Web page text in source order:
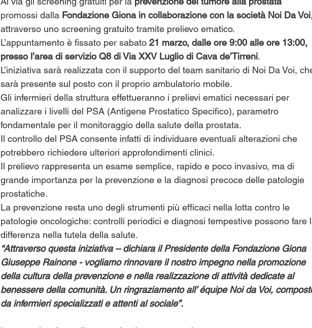
promossi dalla Fondazione Giona in collaborazione con la società Noi Da Voi,
attraverso uno screening gratuito tramite prelievo ematico.
L’appuntamento è fissato per sabato 21 marzo, dalle ore 9:00 alle ore 13:00,
presso l’area di servizio Q8 di Via XXV Luglio di Cava de’Tirreni.
L’iniziativa sarà realizzata con il supporto del team sanitario di Noi Da Voi,
sarà presente sul posto con il proprio ambulatorio mobile.
Gli infermieri della struttura effettueranno i prelievi ematici necessari per
analizzare i livelli del PSA (Antigene Prostatico Specifico), parametro
fondamentale per il monitoraggio della salute della prostata.
Il controllo del PSA consente infatti di individuare eventuali alterazioni che
potrebbero richiedere ulteriori approfondimenti clinici.
Il prelievo rappresenta un esame semplice, rapido e poco invasivo, ma di
grande importanza per la prevenzione e la diagnosi precoce delle patologie
prostatiche.
La prevenzione resta uno degli strumenti più efficaci nella lotta contro le
patologie oncologiche: controlli periodici e diagnosi tempestive possono fare
differenza nella tutela della salute.
“Attraverso questa iniziativa – dichiara il Presidente della Fondazione Giona
Giuseppe Rainone - vogliamo rinnovare il nostro impegno nella promozione
della cultura della prevenzione e nella realizzazione di attività dedicate al
benessere della comunità. Un ringraziamento all’ équipe Noi da Voi,
da infermieri specializzati e attenti al sociale”.